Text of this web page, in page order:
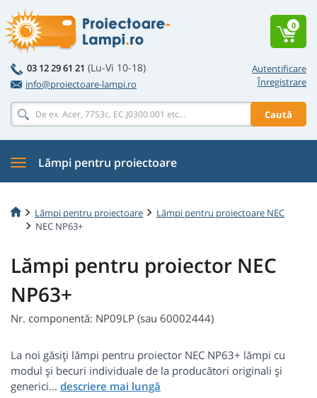
Autentificare
Înregistrare
03 12 29 61 21 (Lu-Vi 10-18)
info@proiectoare-lampi.ro
Caută
0
Lămpi pentru proiectoare
Lămpi pentru proiectoare
Lămpi pentru proiectoare NEC
NEC NP63+
Lămpi pentru proiector NEC
NP63+
Nr. componentă: NP09LP (sau 60002444)
La noi găsiți lămpi pentru proiector NEC NP63+ lămpi cu
modul și becuri individuale de la producători originali și
generici...